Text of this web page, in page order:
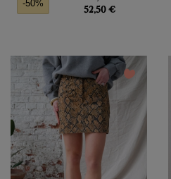
-50%
52,50 €
favorite_border